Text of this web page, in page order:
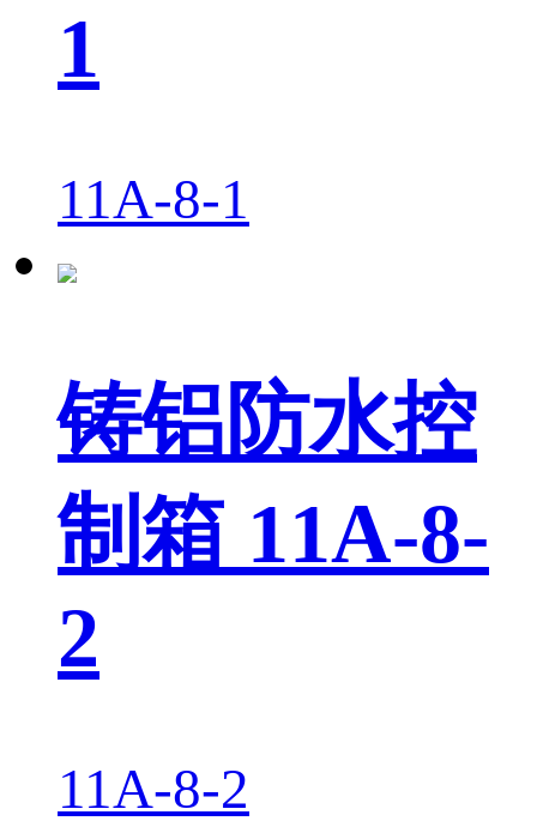
1
11A-8-1
铸铝防水控
制箱 11A-8-
2
11A-8-2